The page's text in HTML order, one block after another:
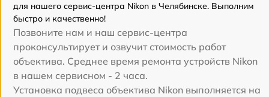
для нашего сервис-центра Nikon в Челябинске. Выполним
быстро и качественно!
Позвоните нам и наш сервис-центра
проконсультирует и озвучит стоимость работ
объектива. Среднее время ремонта устройств Nikon
в нашем сервисном - 2 часа.
Установка подвеса объектива Nikon выполняется на